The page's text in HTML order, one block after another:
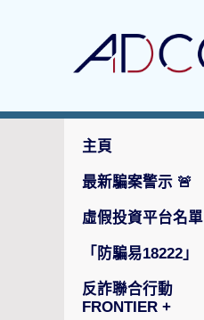
主頁
最新騙案警示 🚨
虛假投資平台名單
「防騙易18222」
反詐聯合行動
FRONTIER +